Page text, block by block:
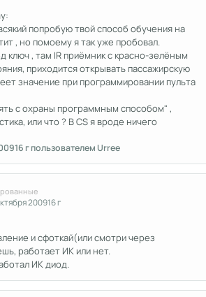
попробую твой способ обучения на
, но помоему я так уже пробовал.
ключ , там IR приёмник с красно-зелёным
приходится открывать пассажирскую
значение при программировании пульта
с охраны программным способом" ,
или что ? В CS я вроде ничего
16 гпользователем Urree
200916 г
и сфоткай(или смотри через
работает ИК или нет.
ИК диод.